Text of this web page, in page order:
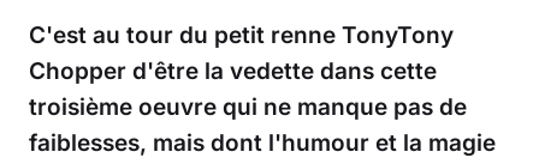
C'est au tour du petit renne TonyTony
Chopper d'être la vedette dans cette
troisième oeuvre qui ne manque pas de
faiblesses, mais dont l'humour et la magie